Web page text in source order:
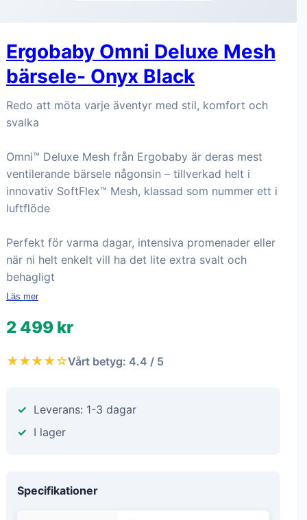
Ergobaby Omni Deluxe Mesh
bärsele- Onyx Black
Redo att möta varje äventyr med stil, komfort och
svalka
Omni™ Deluxe Mesh från Ergobaby är deras mest
ventilerande bärsele någonsin – tillverkad helt i
innovativ SoftFlex™ Mesh, klassad som nummer ett i
luftflöde
Perfekt för varma dagar, intensiva promenader eller
när ni helt enkelt vill ha det lite extra svalt och
behagligt
Läs mer
2 499 kr
★★★★☆Vårt betyg: 4.4 / 5
Leverans: 1-3 dagar
I lager
Specifikationer